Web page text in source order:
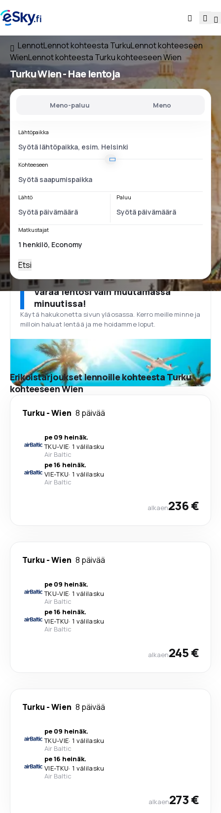
LennotLennot kohteesta TurkuLennot kohteeseen
WienLennot kohteesta Turku kohteeseen Wien
Turku Wien- Hae lentoja
Meno-paluu Meno
Lähtöpaikka
Kohteeseen
Lähtö Paluu
Matkustajat
Etsi
Varaa lentosi vain muutamassa
minuutissa!
Käytä hakukonetta sivun yläosassa. Kerro meille minne ja
milloin haluat lentää ja me hoidamme loput.
Erikoistarjoukset lennoille kohteesta Turku
kohteeseen Wien
Turku -Wien 8 päivää
pe 09 heinäk.
TKU-VIE· 1 välilasku
Air Baltic
pe 16 heinäk.
VIE-TKU· 1 välilasku
Air Baltic
alkaen236 €
Turku -Wien 8 päivää
pe 09 heinäk.
TKU-VIE· 1 välilasku
Air Baltic
pe 16 heinäk.
VIE-TKU· 1 välilasku
Air Baltic
alkaen245 €
Turku -Wien 8 päivää
pe 09 heinäk.
TKU-VIE· 1 välilasku
Air Baltic
pe 16 heinäk.
VIE-TKU· 1 välilasku
Air Baltic
alkaen273 €